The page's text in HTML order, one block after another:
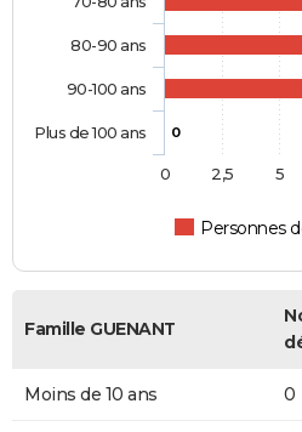
0
Personnes
80-90 ans
90-100 ans
Plus de 100 ans
0 2,5 5
Famille GUENANT
Moins de 10 ans 0